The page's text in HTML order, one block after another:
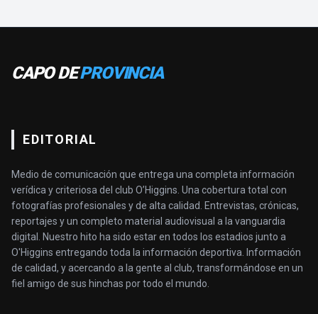
CAPO DEPROVINCIA
EDITORIAL
Medio de comunicación que entrega una completa información
verídica y criteriosa del club O’Higgins. Una cobertura total con
fotografías profesionales y de alta calidad. Entrevistas, crónicas,
reportajes y un completo material audiovisual a la vanguardia
digital. Nuestro hito ha sido estar en todos los estadios junto a
O'Higgins entregando toda la información deportiva. Información
de calidad, y acercando a la gente al club, transformándose en un
fiel amigo de sus hinchas por todo el mundo.